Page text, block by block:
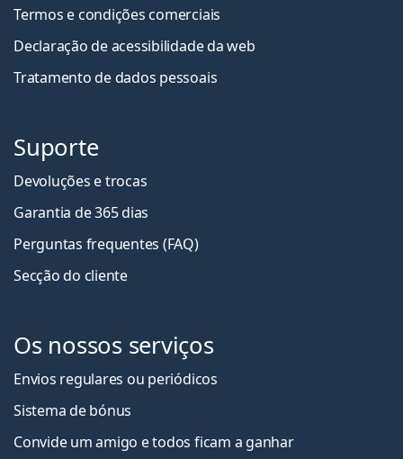
Termos e condições comerciais
Declaração de acessibilidade da web
Tratamento de dados pessoais
Suporte
Devoluções e trocas
Garantia de 365 dias
Perguntas frequentes (FAQ)
Secção do cliente
Os nossos serviços
Envios regulares ou periódicos
Sistema de bónus
Convide um amigo e todos ficam a ganhar